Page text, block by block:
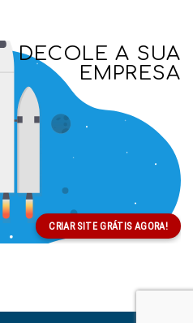
DECOLE A SUA
EMPRESA
CRIAR SITE GRÁTIS AGORA!